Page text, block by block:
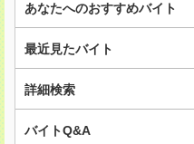
あなたへのおすすめバイト
最近見たバイト
詳細検索
バイトQ&A